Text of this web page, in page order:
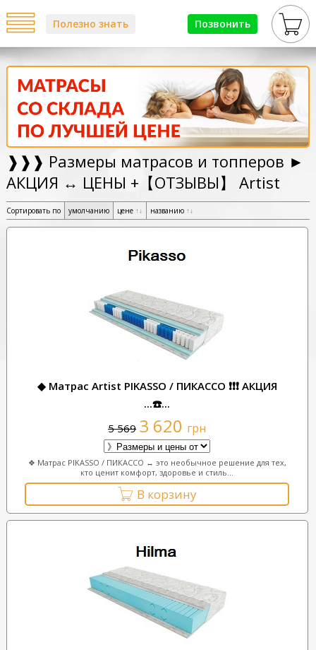
Позвонить
Полезно знать
❱❱❱ Размеры матрасов и топперов ►
АКЦИЯ ↔ ЦЕНЫ +【ОТЗЫВЫ】 Artist
Сортировать по умолчанию цене ↑↓ названию ↑↓
◆ Матрас Artist PIKASSO / ПИКАССО ❗❗❗ АКЦИЯ
...☎️...
5 569 3 620 грн
❖ Матрас PIKASSO / ПИКАССО ↔ это необычное решение для тех,
кто ценит комфорт, здоровье и стиль...
В корзину